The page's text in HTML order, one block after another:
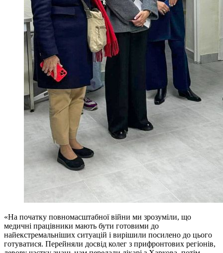
«На початку повномасштабної війни ми зрозуміли, що
медичні працівники мають бути готовими до
найекстремальніших ситуацій і вирішили посилено до цього
готуватися. Перейняли досвід колег з прифронтових регіонів,